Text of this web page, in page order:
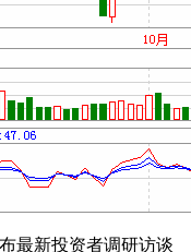
最新投资者调研访谈